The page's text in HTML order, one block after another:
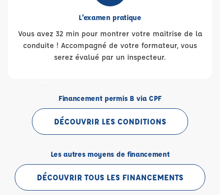
L’examen pratique
Vous avez 32 min pour montrer votre maitrise de la
conduite ! Accompagné de votre formateur, vous
serez évalué par un inspecteur.
Financement permis B via CPF
DÉCOUVRIR LES CONDITIONS
Les autres moyens de financement
DÉCOUVRIR TOUS LES FINANCEMENTS